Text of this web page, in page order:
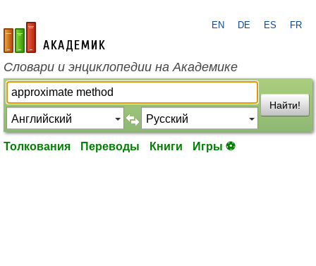
academic.ru
EN DE ES FR
Словари и энциклопедии на Академике
Найти!
Толкования Переводы Книги Игры ⚽